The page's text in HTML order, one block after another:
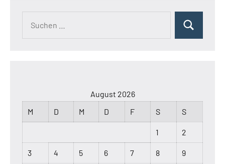
Suchen
August 2026
M
D M D F S S
1 2
3 4 5 6 7 8 9